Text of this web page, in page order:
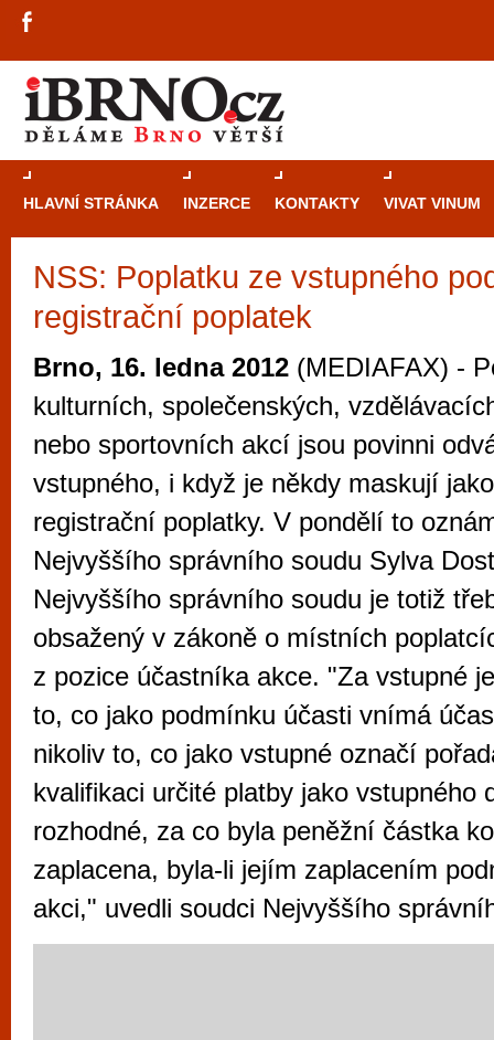
HLAVNÍ STRÁNKA INZERCE KONTAKTY VIVAT VINUM
NSS: Poplatku ze vstupného
registrační poplatek
Brno, 16. ledna 2012 (MEDIAFAX) -
kulturních, společenských,
nebo sportovních akcí jsou povinni
vstupného, i když je někdy maskují
registrační poplatky. V pondělí to
Nejvyššího správního soudu Sylva
Nejvyššího správního soudu je totiž
obsažený v zákoně o místních
z pozice účastníka akce. "Za vstupné
to, co jako podmínku účasti vnímá
nikoliv to, co jako vstupné označí
kvalifikaci určité platby jako vstupného
rozhodné, za co byla peněžní částka
zaplacena, byla-li jejím zaplacením
akci," uvedli soudci Nejvyššího
Průvodce
Brno je
zajímavé
restaurace,
Mimo jiné je ale také místem, kde si
vyzkoušet různé kasinové hry. V
metropoli naleznete širokou nabídku her
po moderní automaty jak pro pravidelné
příležitostné hráče. V...